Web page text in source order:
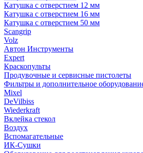
Катушка с отверстием 12 мм
Катушка с отверстием 16 мм
Катушка с отверстием 50 мм
Scangrip
Volz
Автон Инструменты
Expert
Краскопульты
Продувочные и сервисные пистолеты
Фильтры и дополнительное
Mixel
DeVilbiss
Wiederkraft
Вклейка стекол
Воздух
Вспомагательные
ИК-Сушки